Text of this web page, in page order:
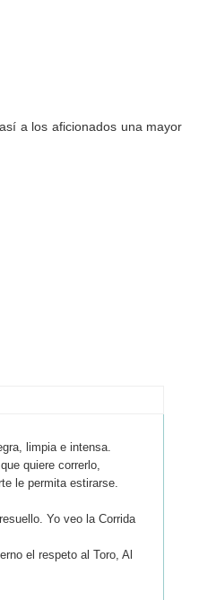
a los aficionados una mayor
limpia e intensa.
quiere correrlo,
le permita estirarse.
Yo veo la Corrida
el respeto al Toro, Al